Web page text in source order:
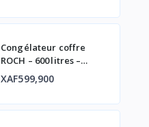
Congélateur coffre
ROCH – 600 litres –
double porte
XAF599,900